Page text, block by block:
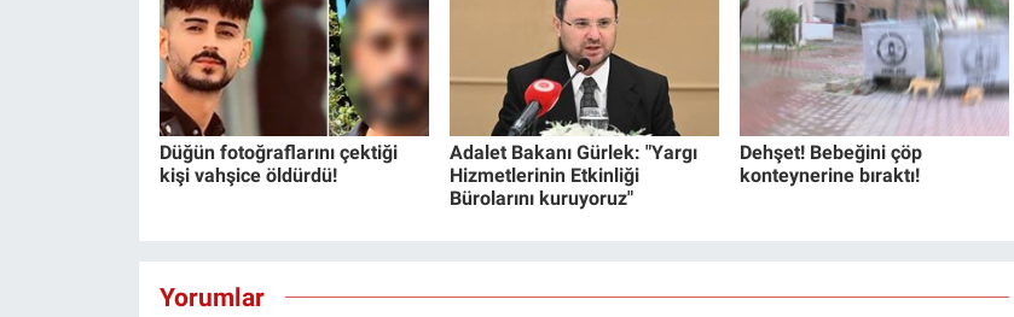
Düğün fotoğraflarını çektiği
kişi vahşice öldürdü!
Adalet Bakanı Gürlek: "Yargı
Hizmetlerinin Etkinliği
Bürolarını kuruyoruz"
Dehşet! Bebeğini çöp
konteynerine bıraktı!
Yorumlar